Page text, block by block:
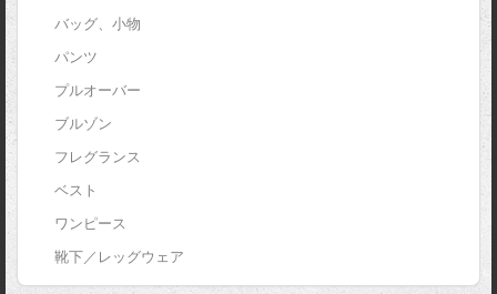
バッグ、小物
パンツ
プルオーバー
ブルゾン
フレグランス
ベスト
ワンピース
靴下／レッグウェア